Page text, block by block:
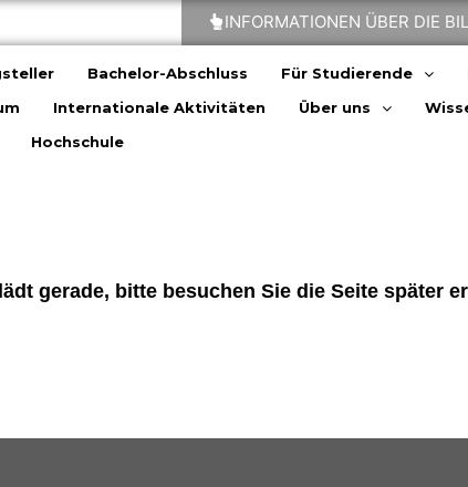
INFORMATIONEN ÜBER DIE
Bachelor-Abschluss Für Studierende
Internationale Aktivitäten Über uns
Hochschule
gerade, bitte besuchen Sie die Seite später